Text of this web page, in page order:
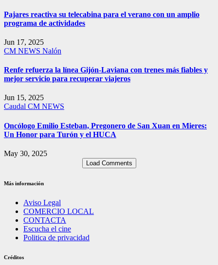
Pajares reactiva su telecabina para el verano con un amplio
programa de actividades
Jun 17, 2025
CM NEWS Nalón
Renfe refuerza la línea Gijón-Laviana con trenes más fiables y
mejor servicio para recuperar viajeros
Jun 15, 2025
Caudal CM NEWS
Oncólogo Emilio Esteban, Pregonero de San Xuan en Mieres:
Un Honor para Turón y el HUCA
May 30, 2025
Load Comments
Más información
Aviso Legal
COMERCIO LOCAL
CONTACTA
Escucha el cine
Politica de privacidad
Créditos